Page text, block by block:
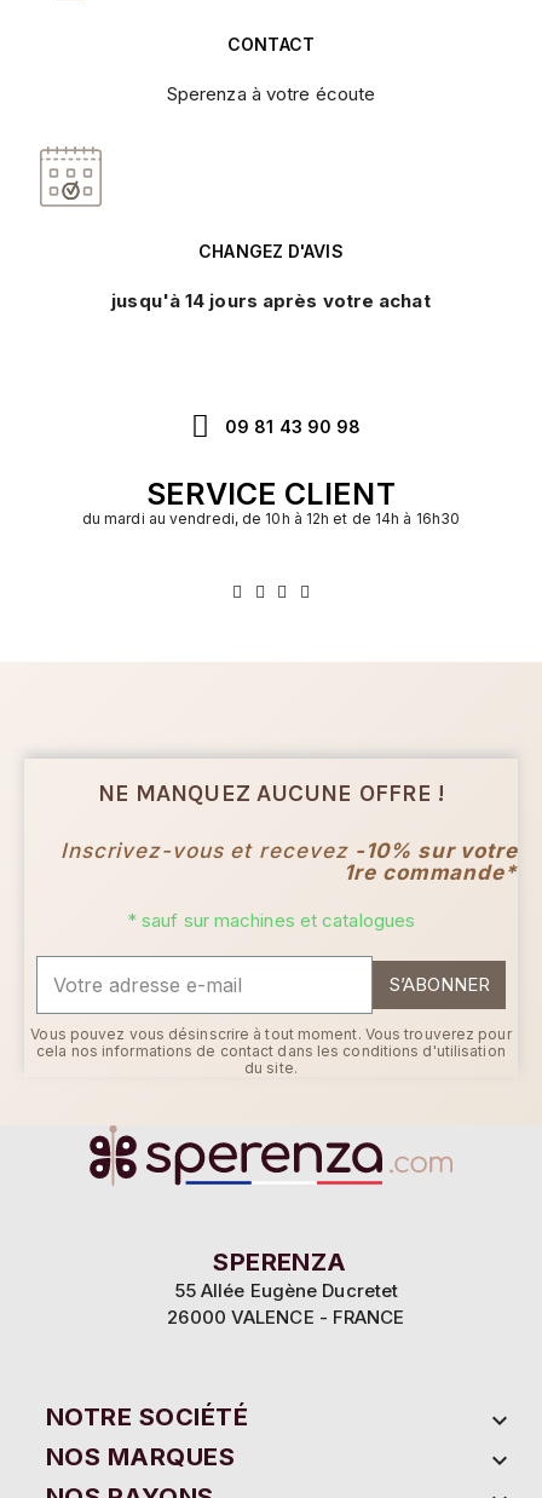
CONTACT
Sperenza à votre écoute
CHANGEZ D'AVIS
jusqu'à 14 jours après votre achat
09 81 43 90 98
SERVICE CLIENT
du mardi au vendredi, de 10h à 12h et de 14h à 16h30
NE MANQUEZ AUCUNE OFFRE !
Inscrivez-vous et recevez -10% sur votre
1re commande*
* sauf sur machines et catalogues
S’ABONNER
Vous pouvez vous désinscrire à tout moment. Vous trouverez pour
cela nos informations de contact dans les conditions d'utilisation
du site.
SPERENZA
55 Allée Eugène Ducretet
26000 VALENCE - FRANCE
NOTRE SOCIÉTÉ

NOS MARQUES

le bon fonctionnement de notre site